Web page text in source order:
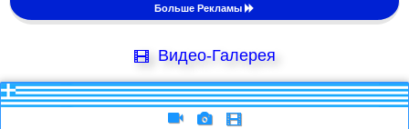
Больше Рекламы
Видео-Галерея